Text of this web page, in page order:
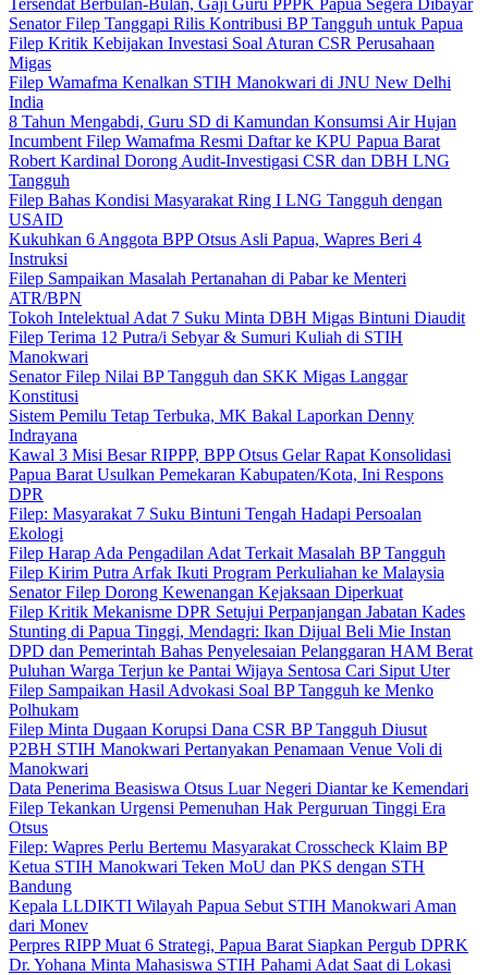
Tersendat Berbulan-Bulan, Gaji Guru PPPK Papua Segera Dibayar
Senator Filep Tanggapi Rilis Kontribusi BP Tangguh untuk Papua
Filep Kritik Kebijakan Investasi Soal Aturan CSR Perusahaan
Migas
Filep Wamafma Kenalkan STIH Manokwari di JNU New Delhi
India
8 Tahun Mengabdi, Guru SD di Kamundan Konsumsi Air Hujan
Incumbent Filep Wamafma Resmi Daftar ke KPU Papua Barat
Robert Kardinal Dorong Audit-Investigasi CSR dan DBH LNG
Tangguh
Filep Bahas Kondisi Masyarakat Ring I LNG Tangguh dengan
USAID
Kukuhkan 6 Anggota BPP Otsus Asli Papua, Wapres Beri 4
Instruksi
Filep Sampaikan Masalah Pertanahan di Pabar ke Menteri
ATR/BPN
Tokoh Intelektual Adat 7 Suku Minta DBH Migas Bintuni Diaudit
Filep Terima 12 Putra/i Sebyar & Sumuri Kuliah di STIH
Manokwari
Senator Filep Nilai BP Tangguh dan SKK Migas Langgar
Konstitusi
Sistem Pemilu Tetap Terbuka, MK Bakal Laporkan Denny
Indrayana
Kawal 3 Misi Besar RIPPP, BPP Otsus Gelar Rapat Konsolidasi
Papua Barat Usulkan Pemekaran Kabupaten/Kota, Ini Respons
DPR
Filep: Masyarakat 7 Suku Bintuni Tengah Hadapi Persoalan
Ekologi
Filep Harap Ada Pengadilan Adat Terkait Masalah BP Tangguh
Filep Kirim Putra Arfak Ikuti Program Perkuliahan ke Malaysia
Senator Filep Dorong Kewenangan Kejaksaan Diperkuat
Filep Kritik Mekanisme DPR Setujui Perpanjangan Jabatan Kades
Stunting di Papua Tinggi, Mendagri: Ikan Dijual Beli Mie Instan
DPD dan Pemerintah Bahas Penyelesaian Pelanggaran HAM Berat
Puluhan Warga Terjun ke Pantai Wijaya Sentosa Cari Siput Uter
Filep Sampaikan Hasil Advokasi Soal BP Tangguh ke Menko
Polhukam
Filep Minta Dugaan Korupsi Dana CSR BP Tangguh Diusut
P2BH STIH Manokwari Pertanyakan Penamaan Venue Voli di
Manokwari
Data Penerima Beasiswa Otsus Luar Negeri Diantar ke Kemendari
Filep Tekankan Urgensi Pemenuhan Hak Perguruan Tinggi Era
Otsus
Filep: Wapres Perlu Bertemu Masyarakat Crosscheck Klaim BP
Ketua STIH Manokwari Teken MoU dan PKS dengan STH
Bandung
Kepala LLDIKTI Wilayah Papua Sebut STIH Manokwari Aman
dari Monev
Perpres RIPP Muat 6 Strategi, Papua Barat Siapkan Pergub DPRK
Dr. Yohana Minta Mahasiswa STIH Pahami Adat Saat di Lokasi